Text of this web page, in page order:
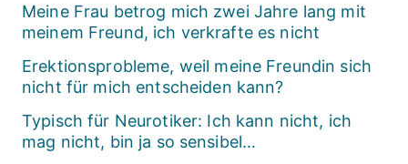
Meine Frau betrog mich zwei Jahre lang mit
meinem Freund, ich verkrafte es nicht
Erektionsprobleme, weil meine Freundin sich
nicht für mich entscheiden kann?
Typisch für Neurotiker: Ich kann nicht, ich
mag nicht, bin ja so sensibel…